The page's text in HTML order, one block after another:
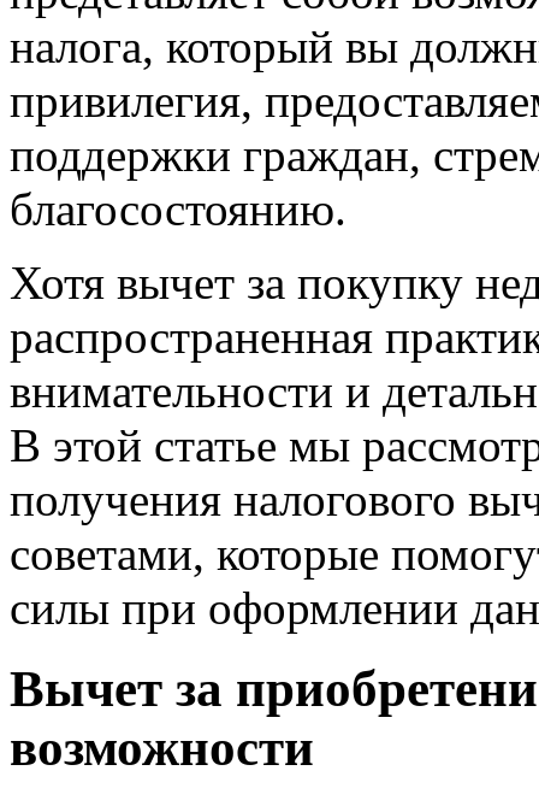
налога, который вы
привилегия,
поддержки граждан,
благосостоянию.
Хотя вычет за покупку
распространенная
внимательности и
В этой статье мы
получения налогового
советами, которые
силы при оформлении
Вычет за
возможности